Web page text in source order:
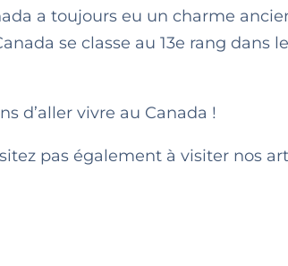
a toujours eu un charme
se classe au 13e rang dans le
d’aller vivre au Canada !
pas également à visiter nos